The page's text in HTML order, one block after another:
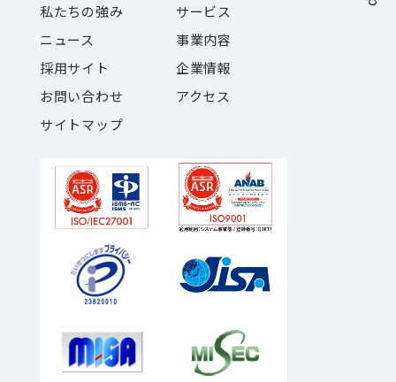
私たちの強み
サービス
ニュース
事業内容
採用サイト
企業情報
お問い合わせ
アクセス
サイトマップ